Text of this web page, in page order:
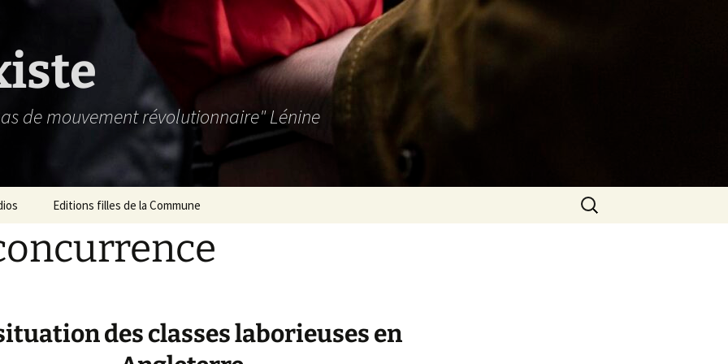
de mouvement révolutionnaire" Lénine
Editions filles de la Commune Rechercher :
des classes laborieuses en